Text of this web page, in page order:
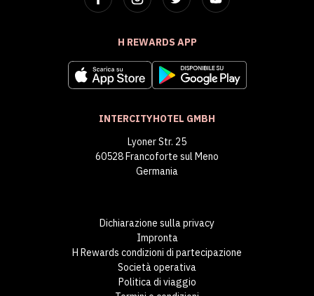
H REWARDS APP
INTERCITYHOTEL GMBH
Lyoner Str. 25
60528 Francoforte sul Meno
Germania
Dichiarazione sulla privacy
Impronta
H Rewards condizioni di partecipazione
Società operativa
Politica di viaggio